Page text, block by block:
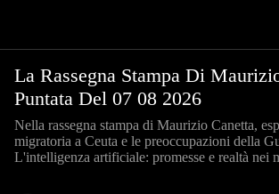
La Rassegna Stampa Di
Puntata Del 07 08 2026
Nella rassegna stampa di Maurizio Canetta,
migratoria a Ceuta e le preoccupazioni della
L'intelligenza artificiale: promesse e realtà nei